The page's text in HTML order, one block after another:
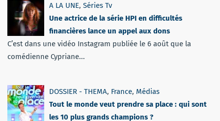
A LA UNE, Séries Tv
Une actrice de la série HPI en difficultés
financières lance un appel aux dons
C’est dans une vidéo Instagram publiée le 6 août que la
comédienne Cypriane...
DOSSIER - THEMA, France, Médias
Tout le monde veut prendre sa place : qui sont
les 10 plus grands champions ?